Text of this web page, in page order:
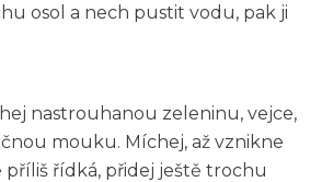
osol a nech pustit vodu, pak ji
nastrouhanou zeleninu, vejce,
mouku. Míchej, až vznikne
příliš řídká, přidej ještě trochu